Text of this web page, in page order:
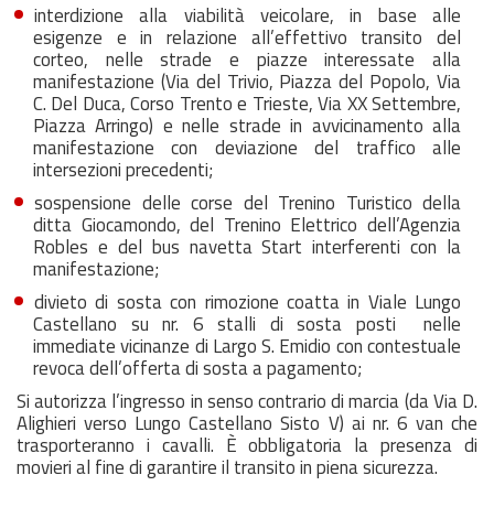
interdizione alla viabilità veicolare, in base alle
esigenze e in relazione all’effettivo transito del
corteo, nelle strade e piazze interessate alla
manifestazione (Via del Trivio, Piazza del Popolo, Via
C. Del Duca, Corso Trento e Trieste, Via XX Settembre,
Piazza Arringo) e nelle strade in avvicinamento alla
manifestazione con deviazione del traffico alle
intersezioni precedenti;
sospensione delle corse del Trenino Turistico della
ditta Giocamondo, del Trenino Elettrico dell’Agenzia
Robles e del bus navetta Start interferenti con la
manifestazione;
divieto di sosta con rimozione coatta in Viale Lungo
Castellano su nr. 6 stalli di sosta posti nelle
immediate vicinanze di Largo S. Emidio con contestuale
revoca dell’offerta di sosta a pagamento;
Si autorizza l’ingresso in senso contrario di marcia (da Via D.
Alighieri verso Lungo Castellano Sisto V) ai nr. 6 van che
trasporteranno i cavalli. È obbligatoria la presenza di
movieri al fine di garantire il transito in piena sicurezza.